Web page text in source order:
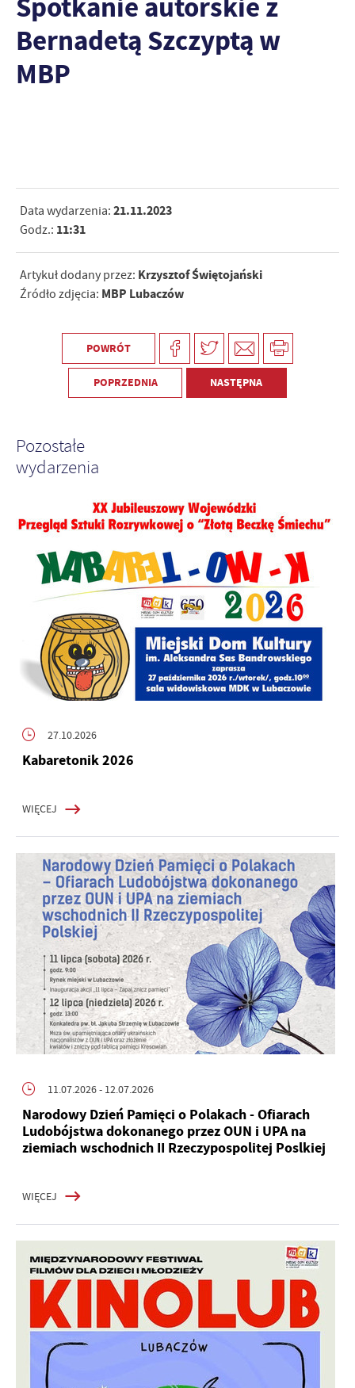
Bernadetą Szczyptą w
MBP
Data wydarzenia: 21.11.2023
Godz.: 11:31
Artykuł dodany przez: Krzysztof Świętojański
Źródło zdjęcia: MBP Lubaczów
POWRÓT
POPRZEDNIA NASTĘPNA
Pozostałe
wydarzenia
27.10.2026
Kabaretonik 2026
WIĘCEJ
11.07.2026- 12.07.2026
Narodowy Dzień Pamięci o Polakach - Ofiarach
Ludobójstwa dokonanego przez OUN i UPA na
ziemiach wschodnich II Rzeczypospolitej Poslkiej
WIĘCEJ